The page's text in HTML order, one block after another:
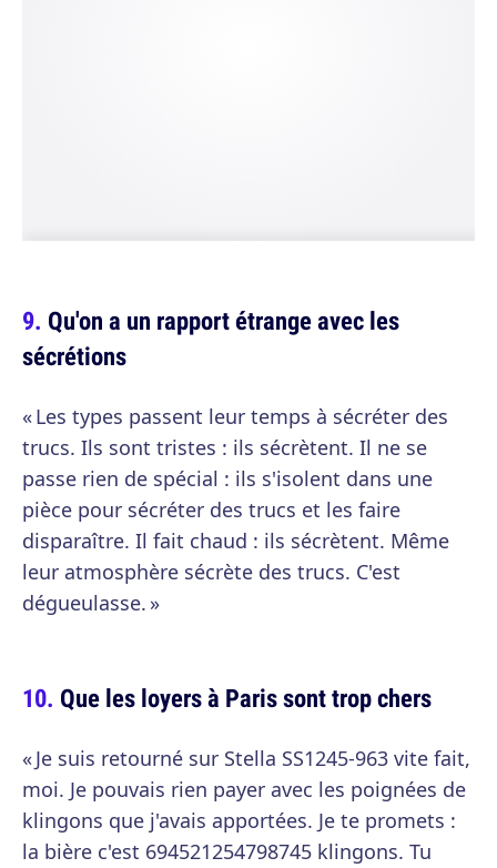
Qu'on a un rapport étrange avec les
sécrétions
« Les types passent leur temps à sécréter des
trucs. Ils sont tristes : ils sécrètent. Il ne se
passe rien de spécial : ils s'isolent dans une
pièce pour sécréter des trucs et les faire
disparaître. Il fait chaud : ils sécrètent. Même
leur atmosphère sécrète des trucs. C'est
dégueulasse. »
Que les loyers à Paris sont trop chers
« Je suis retourné sur Stella SS1245-963 vite fait,
moi. Je pouvais rien payer avec les poignées de
klingons que j'avais apportées. Je te promets :
la bière c'est 694521254798745 klingons. Tu